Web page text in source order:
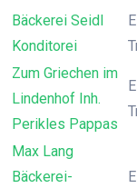
Bäckerei Seidl
Konditorei
Zum Griechen im
Lindenhof Inh.
Perikles Pappas
Max Lang
Bäckerei-